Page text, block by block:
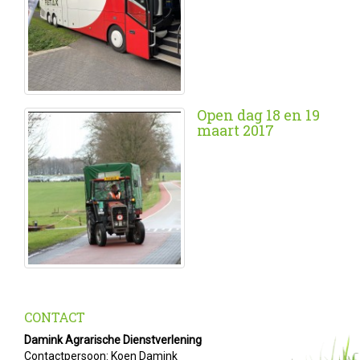
Open dag 18 en 19
maart 2017
CONTACT
Damink Agrarische Dienstverlening
Contactpersoon: Koen Damink